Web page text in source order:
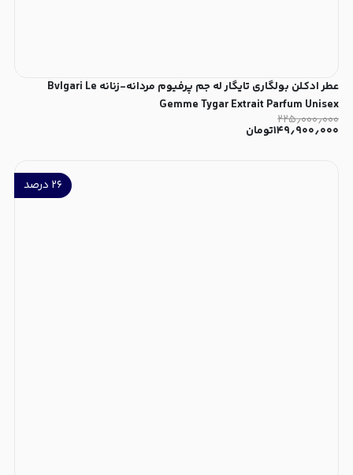
عطر ادکلن بولگاری تایگار له جم پرفیوم مردانه-زنانه Bvlgari Le
Gemme Tygar Extrait Parfum Unisex
۲۲۵٫۰۰۰٫۰۰۰
۱۴۹٫۹۰۰٫۰۰۰تومان
۲۶ درصد